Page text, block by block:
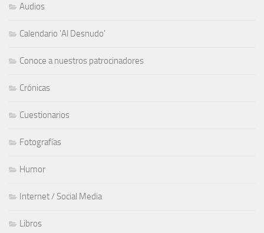
Audios
Calendario 'Al Desnudo'
Conoce a nuestros patrocinadores
Crónicas
Cuestionarios
Fotografías
Humor
Internet / Social Media
Libros